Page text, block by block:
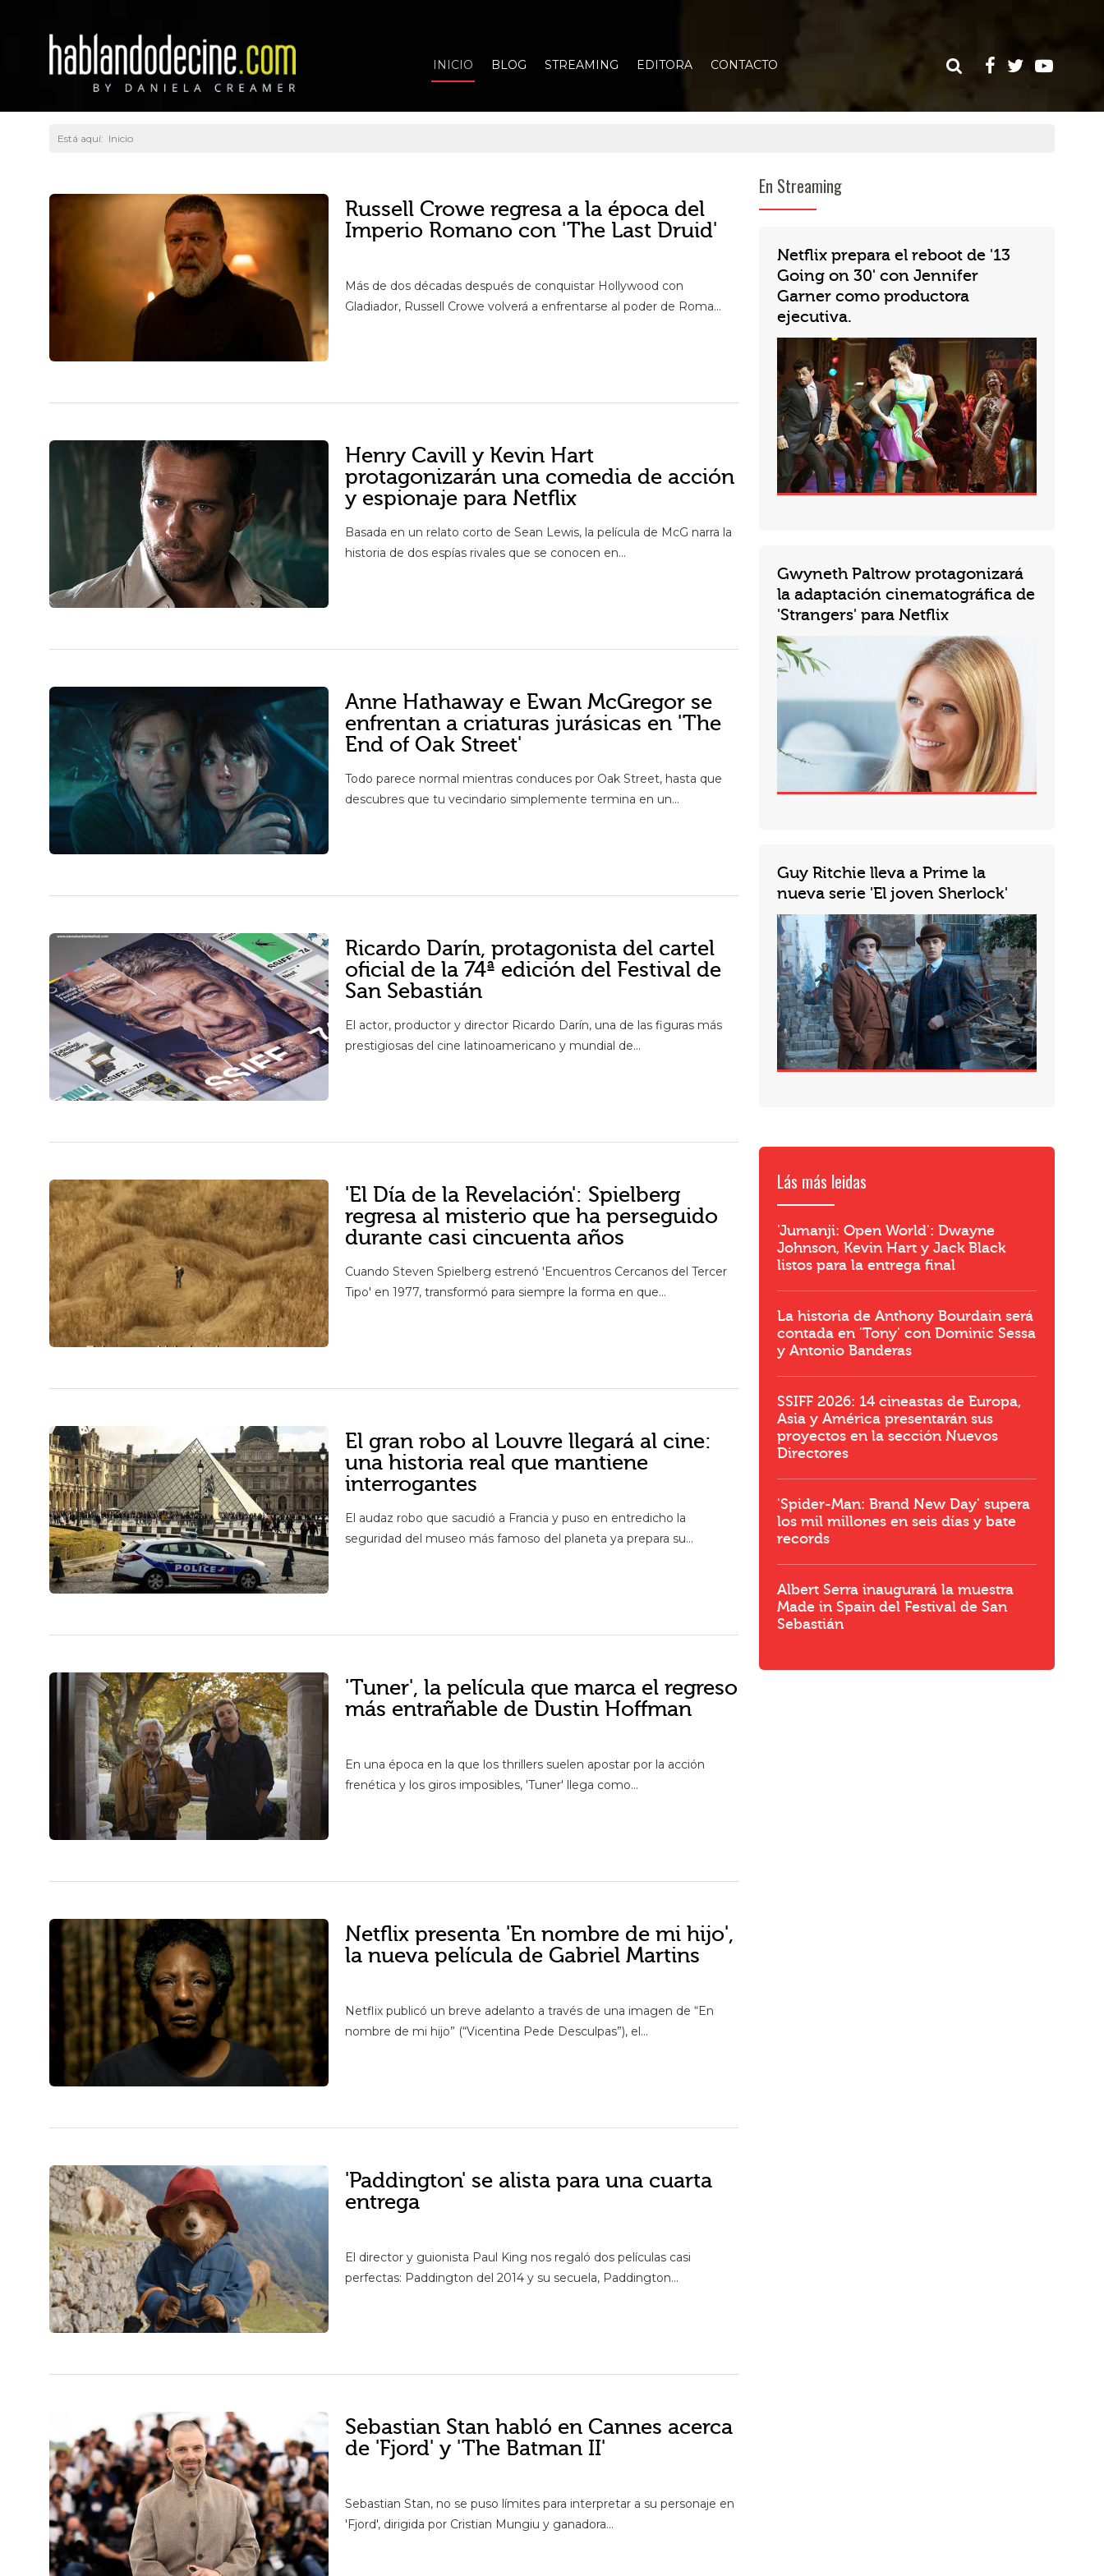
INICIO BLOG STREAMING EDITORA CONTACTO
Está aquí: Inicio
Russell Crowe regresa a la época del
Imperio Romano con 'The Last Druid'
Más de dos décadas después de conquistar Hollywood con
Gladiador, Russell Crowe volverá a enfrentarse al poder de Roma...
Henry Cavill y Kevin Hart
protagonizarán una comedia de acción
y espionaje para Netflix
Basada en un relato corto de Sean Lewis, la película de McG narra la
historia de dos espías rivales que se conocen en...
Anne Hathaway e Ewan McGregor se
enfrentan a criaturas jurásicas en 'The
End of Oak Street'
Todo parece normal mientras conduces por Oak Street, hasta que
descubres que tu vecindario simplemente termina en un...
Ricardo Darín, protagonista del cartel
oficial de la 74ª edición del Festival de
San Sebastián
El actor, productor y director Ricardo Darín, una de las figuras más
prestigiosas del cine latinoamericano y mundial de...
'El Día de la Revelación': Spielberg
regresa al misterio que ha perseguido
durante casi cincuenta años
Cuando Steven Spielberg estrenó 'Encuentros Cercanos del Tercer
Tipo' en 1977, transformó para siempre la forma en que...
El gran robo al Louvre llegará al cine:
una historia real que mantiene
interrogantes
El audaz robo que sacudió a Francia y puso en entredicho la
seguridad del museo más famoso del planeta ya prepara su...
'Tuner', la película que marca el regreso
más entrañable de Dustin Hoffman
En una época en la que los thrillers suelen apostar por la acción
frenética y los giros imposibles, 'Tuner' llega como...
Netflix presenta 'En nombre de mi hijo',
la nueva película de Gabriel Martins
Netflix publicó un breve adelanto a través de una imagen de “En
nombre de mi hijo” (“Vicentina Pede Desculpas”), el...
'Paddington' se alista para una cuarta
entrega
El director y guionista Paul King nos regaló dos películas casi
perfectas: Paddington del 2014 y su secuela, Paddington...
Sebastian Stan habló en Cannes acerca
de 'Fjord' y 'The Batman II'
Sebastian Stan, no se puso límites para interpretar a su personaje en
'Fjord', dirigida por Cristian Mungiu y ganadora...
En Streaming
Netflix prepara el reboot de '13
Going on 30' con Jennifer
Garner como productora
ejecutiva.
Netflix anunció el relanzamiento de la clásica comedia romántica "13 Going on 30".
Gwyneth Paltrow protagonizará
la adaptación cinematográfica de
'Strangers' para Netflix
Guy Ritchie lleva a Prime la
nueva serie 'El joven Sherlock'
Sherlock Holmes regresa al caso. Guy Ritchie incursionó por primera vez en el mundo del detective más grande de la...
Lás más leidas
'Jumanji: Open World': Dwayne
Johnson, Kevin Hart y Jack Black
listos para la entrega final
La historia de Anthony Bourdain será
contada en 'Tony' con Dominic Sessa
y Antonio Banderas
SSIFF 2026: 14 cineastas de Europa,
Asia y América presentarán sus
proyectos en la sección Nuevos
Directores
'Spider-Man: Brand New Day' supera
los mil millones en seis días y bate
records
Albert Serra inaugurará la muestra
Made in Spain del Festival de San
Sebastián